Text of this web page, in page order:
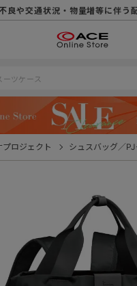
11（火・祝）休業及び配送スケ
令和８年熊本地震に伴う配送へ
品書・領収書ペーパーレス化（
良や交通状況・物量増等に伴う
重要】悪質な詐欺サイトにご注
要】各種メールが届かない場合
重要】お問い合わせのご対応に
要】SNSのなりすまし詐欺にご
プロジェクト シュスバッグ／